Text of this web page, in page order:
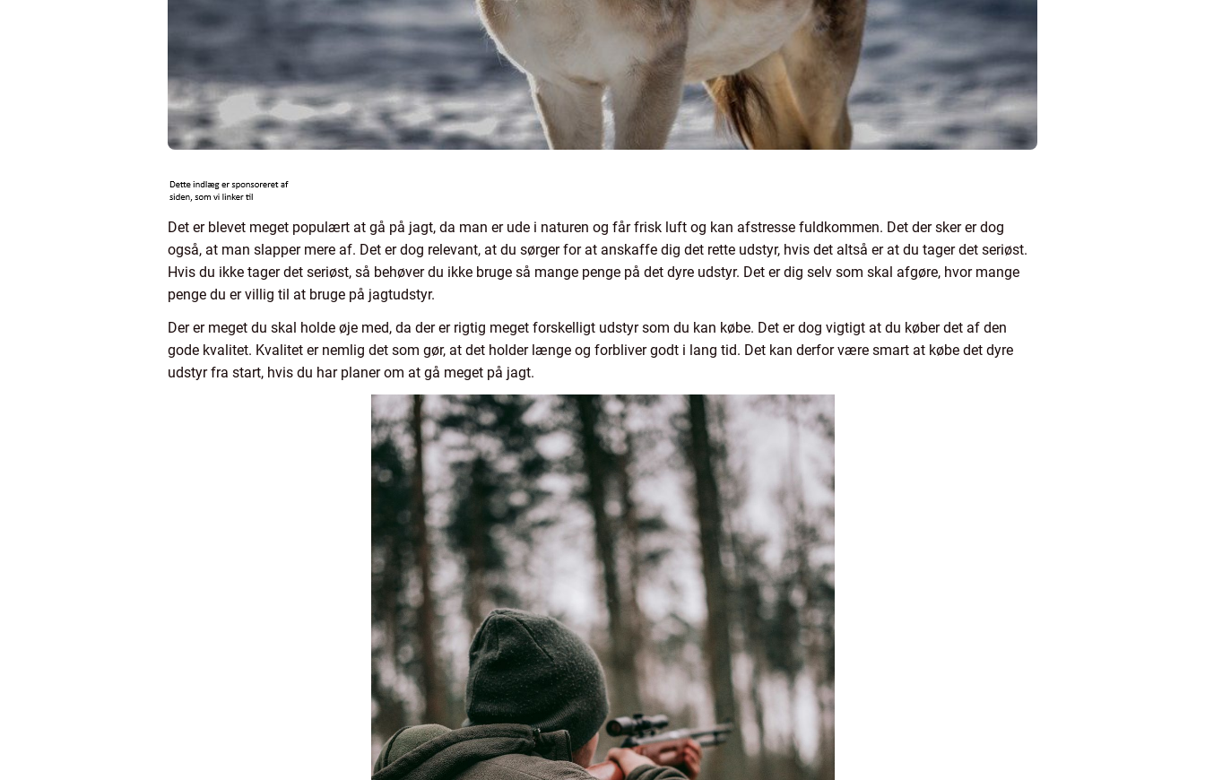
Det er blevet meget populært at gå på jagt, da man er ude i naturen og får frisk luft og kan afstresse fuldkommen. Det der sker er dog
også, at man slapper mere af. Det er dog relevant, at du sørger for at anskaffe dig det rette udstyr, hvis det altså er at du tager det seriøst.
Hvis du ikke tager det seriøst, så behøver du ikke bruge så mange penge på det dyre udstyr. Det er dig selv som skal afgøre, hvor mange
penge du er villig til at bruge på jagtudstyr.
Der er meget du skal holde øje med, da der er rigtig meget forskelligt udstyr som du kan købe. Det er dog vigtigt at du køber det af den
gode kvalitet. Kvalitet er nemlig det som gør, at det holder længe og forbliver godt i lang tid. Det kan derfor være smart at købe det dyre
udstyr fra start, hvis du har planer om at gå meget på jagt.